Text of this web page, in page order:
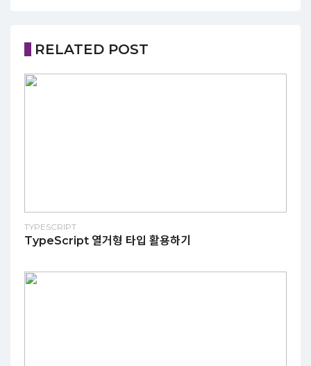
RELATED POST
TYPESCRIPT
TypeScript 열거형 타입 활용하기